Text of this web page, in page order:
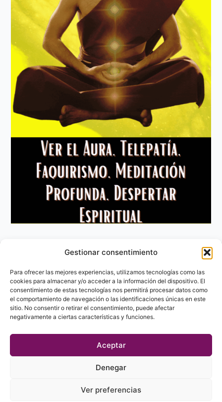
Gestionar consentimiento
Para ofrecer las mejores experiencias, utilizamos tecnologías como las
cookies para almacenar y/o acceder a la información del dispositivo. El
consentimiento de estas tecnologías nos permitirá procesar datos como
el comportamiento de navegación o las identificaciones únicas en este
sitio. No consentir o retirar el consentimiento, puede afectar
negativamente a ciertas características y funciones.
Aceptar
Denegar
Ver preferencias
Aviso Legal
Política de privacidad
Política de Cookies
Contacto
© 2023 - 2026 labibliotecaesoterica.com. Todos los derechos